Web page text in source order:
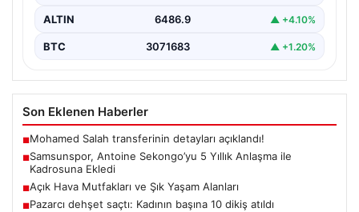
ALTIN 6486.9 ▲ +4.10%
BTC 3071683 ▲ +1.20%
Son Eklenen Haberler
■Mohamed Salah transferinin detayları açıklandı!
■Samsunspor, Antoine Sekongo’yu 5 Yıllık Anlaşma ile
Kadrosuna Ekledi
■Açık Hava Mutfakları ve Şık Yaşam Alanları
■Pazarcı dehşet saçtı: Kadının başına 10 dikiş atıldı